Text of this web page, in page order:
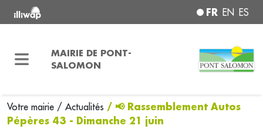
FR EN ES
MAIRIE DE PONT-
SALOMON
Votre mairie / Actualités / 📢 Rassemblement Autos
Pépères 43 - Dimanche 21 juin